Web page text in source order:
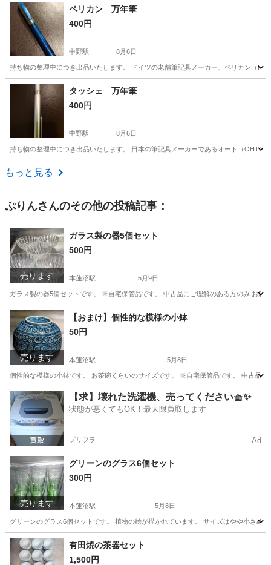
東京 葛飾区 生活雑貨 シャスール
ペリカン 万年筆
400円
中野駅 8月6日
持ち物の整理中につき出品いたします。 ドイツの老舗筆記具メーカー、ペリカン（
東京 杉並区 手帳
タッシェ 万年筆
400円
中野駅 8月6日
持ち物の整理中につき出品いたします。 日本の筆記具メーカーであるオート（
東京 杉並区
もっと見る
ぷりんさんのその他の投稿記事：
売ります
ガラス製の器5個セット
500円
本蓮沼駅 5月9日
ガラス製の器5個セットです。 ※自宅保管品です。 中古品にご理解のある方のみ お
東京 板橋区 本蓮沼駅 食器 ガラス
売ります
【おまけ】個性的な模様の小鉢
50円
本蓮沼駅 5月8日
個性的な模様の小鉢です。 お茶碗くらいのサイズです。 ※自宅保管品です。 中古品
東京 板橋区 本蓮沼駅 食器 小鉢
【求】壊れた洗濯機、売ってください🧺✨
状態が悪くてもOK！最大限買取します
プリフラ Ad
売ります
グリーンのグラス6個セット
300円
本蓮沼駅 5月8日
グリーンのグラス6個セットです。 植物の絵が描かれています。 サイズはやや小さ
東京 板橋区 本蓮沼駅 食器
有田焼の茶器セット
1,500円